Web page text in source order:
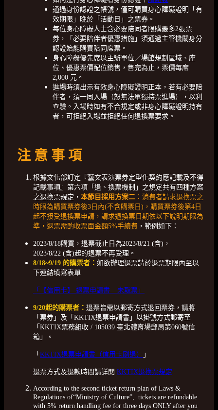
通過身份認證之帳號，僅可購買身心障礙證明「有
效期限」晚於「活動日」之票券。
每位身心障礙人士含必要陪同者限購最多2張票
券，「必要陪伴者優惠措施」須通過主管機關身分
認證始能購買陪同席票。
身心障礙優先席以主辦單位／場館規劃區域、座
位、優惠票價配位銷售，售完為止，票價每席
2,000 元。
進場時須出示有效身心障礙證明正本，若有必要陪
伴者，須一同入場（恕無法單獨持票進場），以利
查驗。入場時如有不合規定或非身心障礙證明持有
者，可拒絕入場並拒絕任何退換票要求。
注 意 事 項
根據文化部訂定『藝文表演票券定型化契約應記載及不得
記載事項』第六項「退、換票機制」之規定共有四種方案
之退換票規定， 本節目採用方案二 ：消費者請求退換票之
時限為購買票券後3日內(不含購票日)，購買票券後第4日
起不接受退換票申請，請求退換票日期依以下說明期限為
準，退票需酌收票面金額5%手續費 ，範例如下：
2023/8/18購買，退票截止日為2023/8/21 (含)，
2023/8/22 (含)起的退票不再受理。
8/18~9/19 的購票者： 如欲辦理退票請於退票期限內至以
下連結填寫表單
「【信用卡】 退票申請書 _ 未取票」
9/20起的購票者： 退票皆需以郵寄方式退回票券，請將
「票券」及「KKTIX退票申請書」以掛號方式郵寄至
「KKTIX票務組收 / 105039 臺北體育場郵局第060號信
箱」。
「 KKTIX退票申請書（信用卡刷退） 」
退票方式及退款時間請詳閱 KKTIX退換票規定
According to the second ticket return plan of Laws &
Regulations of“Ministry of Culture”, tickets are refundable
with 5% return handling fee for three days ONLY after you